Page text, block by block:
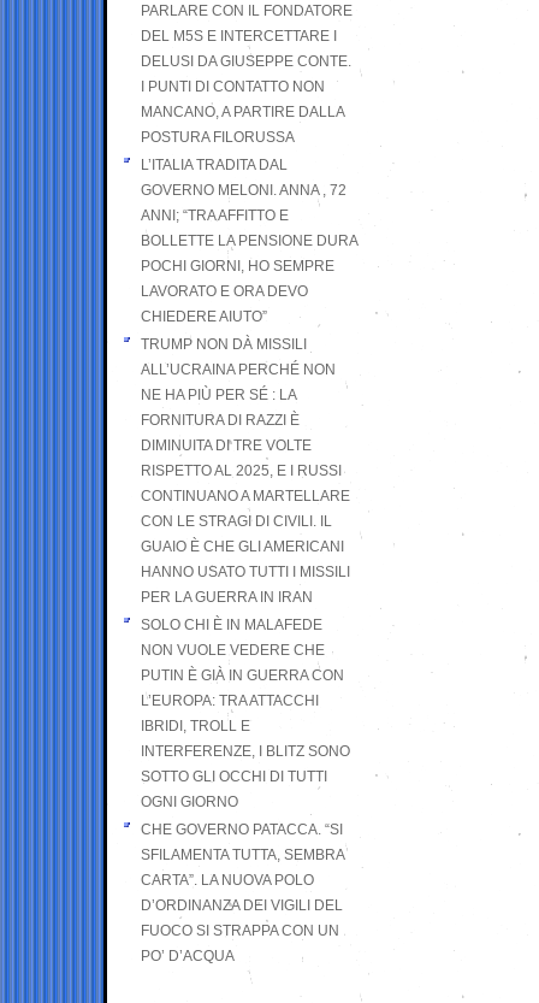
PARLARE CON IL FONDATORE
DEL M5S E INTERCETTARE I
DELUSI DA GIUSEPPE CONTE.
I PUNTI DI CONTATTO NON
MANCANO, A PARTIRE DALLA
POSTURA FILORUSSA
L’ITALIA TRADITA DAL
GOVERNO MELONI. ANNA , 72
ANNI; “TRA AFFITTO E
BOLLETTE LA PENSIONE DURA
POCHI GIORNI, HO SEMPRE
LAVORATO E ORA DEVO
CHIEDERE AIUTO”
TRUMP NON DÀ MISSILI
ALL’UCRAINA PERCHÉ NON
NE HA PIÙ PER SÉ : LA
FORNITURA DI RAZZI È
DIMINUITA DI TRE VOLTE
RISPETTO AL 2025, E I RUSSI
CONTINUANO A MARTELLARE
CON LE STRAGI DI CIVILI. IL
GUAIO È CHE GLI AMERICANI
HANNO USATO TUTTI I MISSILI
PER LA GUERRA IN IRAN
SOLO CHI È IN MALAFEDE
NON VUOLE VEDERE CHE
PUTIN È GIÀ IN GUERRA CON
L’EUROPA: TRA ATTACCHI
IBRIDI, TROLL E
INTERFERENZE, I BLITZ SONO
SOTTO GLI OCCHI DI TUTTI
OGNI GIORNO
CHE GOVERNO PATACCA. “SI
SFILAMENTA TUTTA, SEMBRA
CARTA”. LA NUOVA POLO
D’ORDINANZA DEI VIGILI DEL
FUOCO SI STRAPPA CON UN
PO’ D’ACQUA